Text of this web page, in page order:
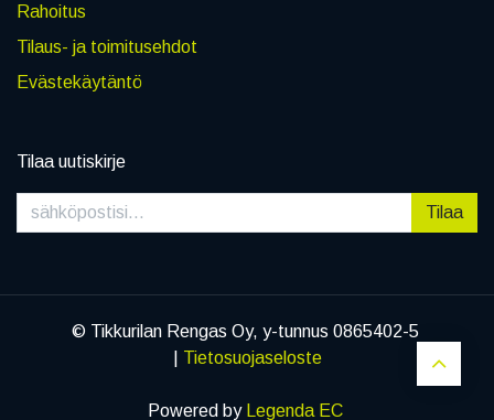
Rahoitus
Tilaus- ja toimitusehdot
Evästekäytäntö
Tilaa uutiskirje
Tilaa
© Tikkurilan Rengas Oy, y-tunnus 0865402-5
Tietosuojaseloste
Powered by Legenda EC